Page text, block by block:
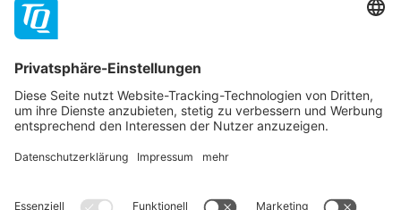
Zur Stellenbörse
Follow TQ-Group